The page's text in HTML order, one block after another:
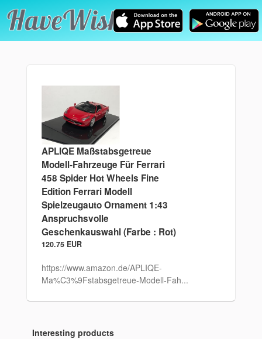
APLIQE Maßstabsgetreue
Modell-Fahrzeuge Für Ferrari
458 Spider Hot Wheels Fine
Edition Ferrari Modell
Spielzeugauto Ornament 1:43
Anspruchsvolle
Geschenkauswahl (Farbe : Rot)
120.75 EUR
https://www.amazon.de/APLIQE-
Ma%C3%9Fstabsgetreue-Modell-Fah...
Interesting products